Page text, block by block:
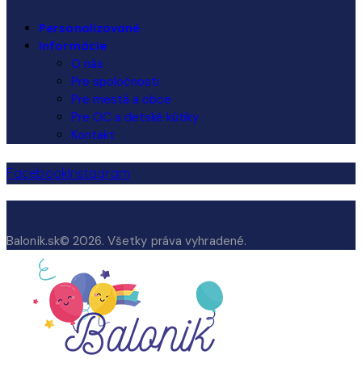
Personalizované
Informácie
O nás
Pre spoločnosti
Pre mestá a obce
Pre OC a detské kútiky
Kontakt
FacebookInstagram
Balonik.sk© 2026. Všetky práva vyhradené.